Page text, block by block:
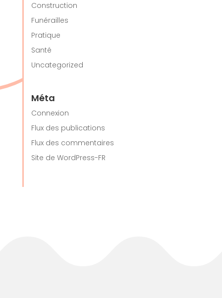
Construction
Funérailles
Pratique
Santé
Uncategorized
Méta
Connexion
Flux des publications
Flux des commentaires
Site de WordPress-FR